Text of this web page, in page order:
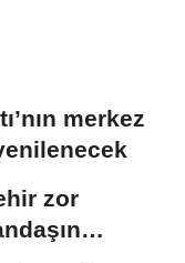
merkez
zor